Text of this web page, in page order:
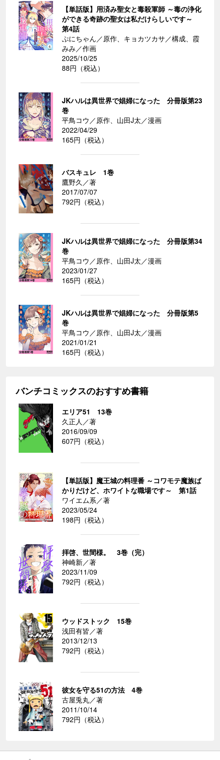
【単話版】用済み聖女と毒殺軍師 ～毒の浄化
ができる奇跡の聖女は私だけらしいです～
第4話
ぷにちゃん／原作、キョカツカサ／構成、霞
みみ／作画
2025/10/25
88円（税込）
JKハルは異世界で娼婦になった 分冊版第23
巻
平鳥コウ／原作、山田J太／漫画
2022/04/29
165円（税込）
バスキュレ 1巻
鷹野久／著
2017/07/07
792円（税込）
JKハルは異世界で娼婦になった 分冊版第34
巻
平鳥コウ／原作、山田J太／漫画
2023/01/27
165円（税込）
JKハルは異世界で娼婦になった 分冊版第5
巻
平鳥コウ／原作、山田J太／漫画
2021/01/21
165円（税込）
バンチコミックスのおすすめ書籍
エリア51 13巻
久正人／著
2016/09/09
607円（税込）
【単話版】魔王城の料理番 ～コワモテ魔族ば
かりだけど、ホワイトな職場です～ 第1話
ワイエム系／著
2023/05/24
198円（税込）
拝啓、世間様。 3巻（完）
神崎新／著
2023/11/09
792円（税込）
ウッドストック 15巻
浅田有皆／著
2013/12/13
792円（税込）
彼女を守る51の方法 4巻
古屋兎丸／著
2011/10/14
792円（税込）